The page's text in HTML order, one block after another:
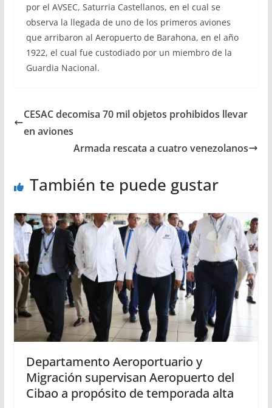
por el AVSEC, Saturria Castellanos, en el cual se
observa la llegada de uno de los primeros aviones
que arribaron al Aeropuerto de Barahona, en el año
1922, el cual fue custodiado por un miembro de la
Guardia Nacional.
CESAC decomisa 70 mil objetos prohibidos llevar
en aviones
Armada rescata a cuatro venezolanos
También te puede gustar
Departamento Aeroportuario y
Migración supervisan Aeropuerto del
Cibao a propósito de temporada alta